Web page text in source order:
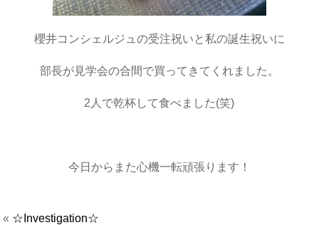
櫻井コンシェルジュの受注祝いと私の誕生祝いに
部長が見学会の合間で買ってきてくれました。
2人で乾杯して食べました(笑)
今日からまた心機一転頑張ります！
« ☆Investigation☆